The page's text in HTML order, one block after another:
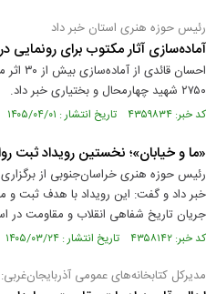
رئیس حوزه هنری استان خبر داد
آماده‌سازی آثار مکتوب برای رونمایی
احسان
۲۷۵۰ شهید چهارمحال و بختیاری خبر داد.
کد خبر: ۴۳۵۹۸۳۴ تاریخ انتشار : ۱۴۰۵/۰۴/۰۱
«ما و خیابان»؛ نخستین رویداد ثبت
رئیس حوزه هنری خراسان‌جنوبی از
خبر داد و گفت: این رویداد با هدف ثبت و
جریان تاریخ شفاهی انقلاب و مقاومت در
کد خبر: ۴۳۵۸۱۴۲ تاریخ انتشار : ۱۴۰۵/۰۳/۲۴
مدیرکل کتابخانه‌های عمومی آذربایجان‌غربی: